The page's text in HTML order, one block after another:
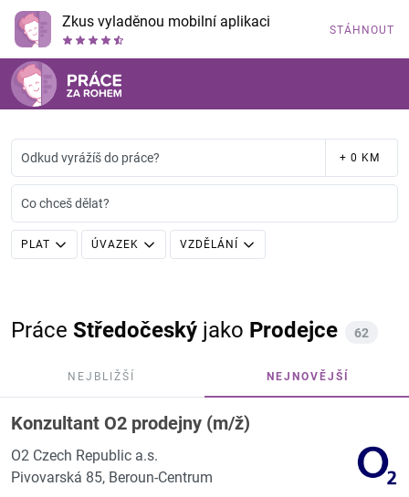
Zkus vyladěnou mobilní aplikaci STÁHNOUT
Odkud vyrážíš do práce? + 0 KM
Co chceš dělat?
PLAT ÚVAZEK VZDĚLÁNÍ
Práce Středočeský jako Prodejce 62
NEJBLIŽŠÍ NEJNOVĚJŠÍ
Konzultant O2 prodejny (m/ž)
O2 Czech Republic a.s.
Pivovarská 85, Beroun-Centrum